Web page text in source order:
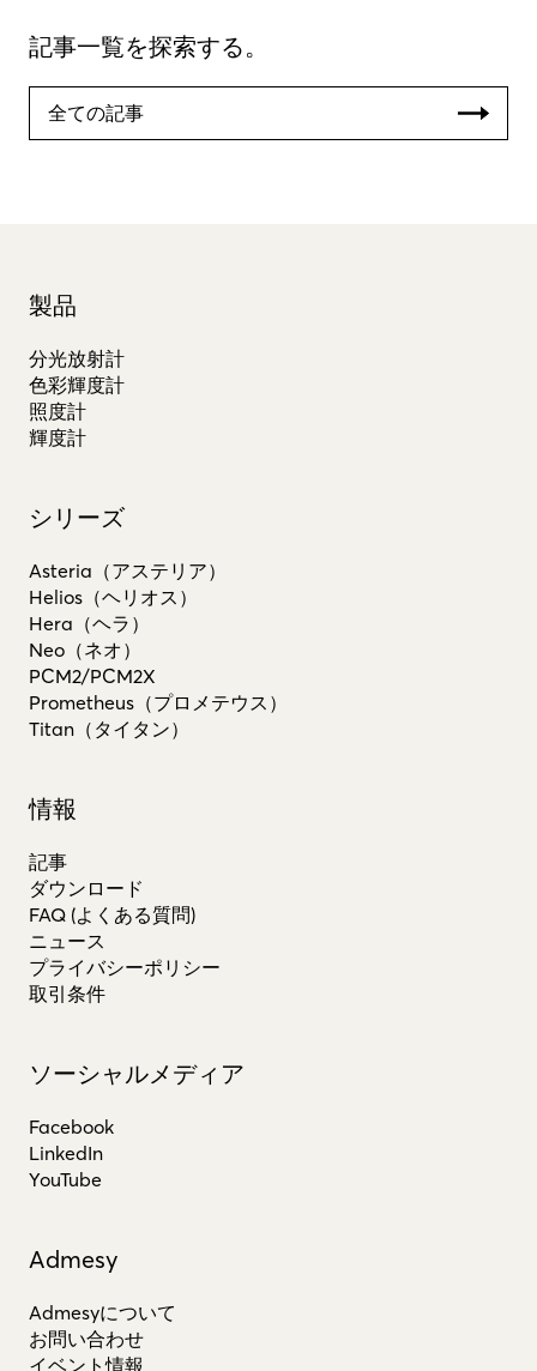
記事一覧を探索する。
全ての記事
製品
分光放射計
色彩輝度計
照度計
輝度計
シリーズ
Asteria（アステリア）
Helios（ヘリオス）
Hera（ヘラ）
Neo（ネオ）
PCM2/PCM2X
Prometheus（プロメテウス）
Titan（タイタン）
情報
記事
ダウンロード
FAQ (よくある質問)
ニュース
プライバシーポリシー
取引条件
ソーシャルメディア
Facebook
LinkedIn
YouTube
Admesy
Admesyについて
お問い合わせ
イベント情報